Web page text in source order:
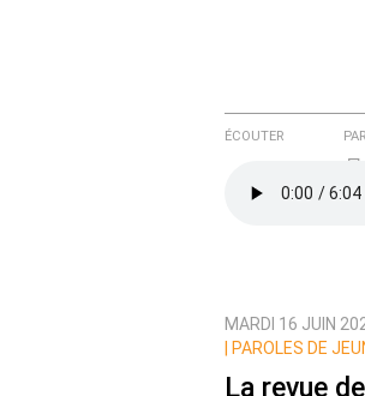
Prévenez-
ÉCOUTER
MARDI 16 JUIN
PAROLES DE
La revue